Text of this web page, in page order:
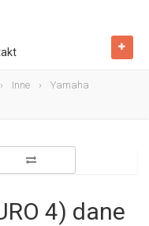
Inne
Yamaha
4) dane